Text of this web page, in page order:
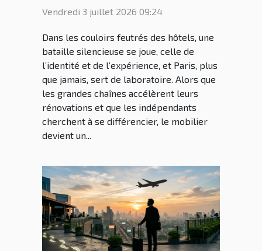
parisiens dictent la
Vendredi 3 juillet 2026 09:24
Dans les couloirs feutrés des hôtels, une
bataille silencieuse se joue, celle de
l’identité et de l’expérience, et Paris, plus
que jamais, sert de laboratoire. Alors que
les grandes chaînes accélèrent leurs
rénovations et que les indépendants
cherchent à se différencier, le mobilier
devient un...